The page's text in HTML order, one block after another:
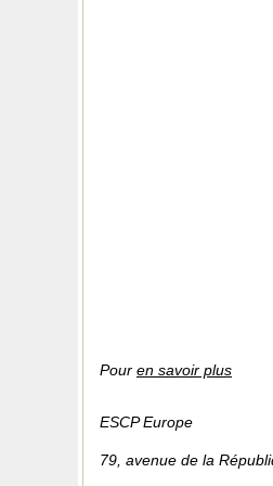
Pour en savoir plus
ESCP Europe
79, avenue de la